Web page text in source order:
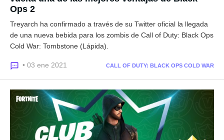
Ops 2
Treyarch ha confirmado a través de su Twitter oficial la llegada
de una nueva bebida para los zombis de Call of Duty: Black Ops
Cold War: Tombstone (Lápida).
• 03 ene 2021 CALL OF DUTY: BLACK OPS COLD WAR